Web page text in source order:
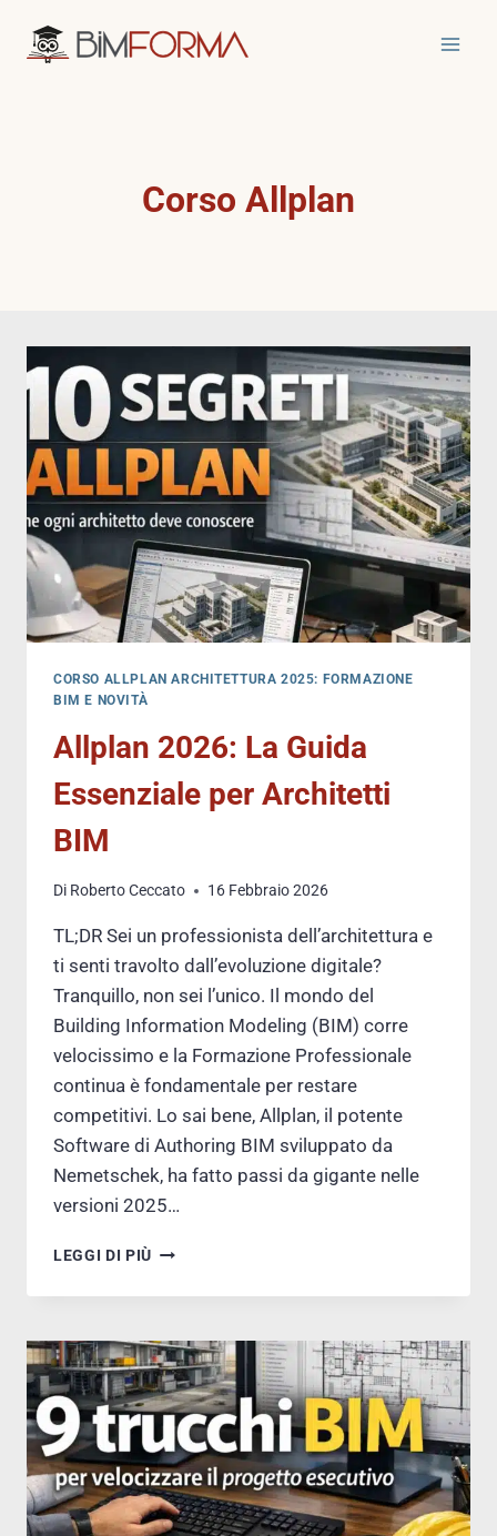
Corso Allplan
CORSO ALLPLAN ARCHITETTURA 2025: FORMAZIONE
BIM E NOVITÀ
Allplan 2026: La Guida
Essenziale per Architetti
BIM
Di Roberto Ceccato 16 Febbraio 2026
TL;DR Sei un professionista dell’architettura e
ti senti travolto dall’evoluzione digitale?
Tranquillo, non sei l’unico. Il mondo del
Building Information Modeling (BIM) corre
velocissimo e la Formazione Professionale
continua è fondamentale per restare
competitivi. Lo sai bene, Allplan, il potente
Software di Authoring BIM sviluppato da
Nemetschek, ha fatto passi da gigante nelle
versioni 2025…
LEGGI DI PIÙ ALLPLAN
LA
ESSENZIALE
PER
ARCHITETTI
BIM